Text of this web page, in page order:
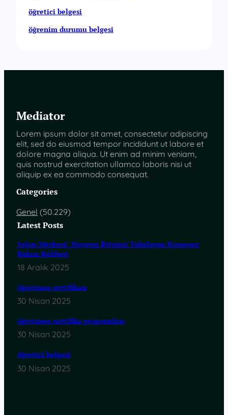
öğretici belgesi
öğrenim durumu belgesi
Mediator
Lorem ipsum dolor sit amet, consectetur adipiscing
elit, sed do eiusmod tempor incididunt ut labore et
dolore magna aliqua. Ut enim ad minim veniam,
quis nostrud exercitation ullamco laboris nisi ut
aliquip ex ea commodo consequat.
Categories
Genel (50.229)
Latest Posts
Salon Merkezi: Hayatın Ritmini Yakalayan Kusursuz
Bakım Rehberi
18 Aralık 2025
öğretmen sertifikası
30 Nisan 2025
öğretmen sertifika programları
30 Nisan 2025
öğretici belgesi
30 Nisan 2025